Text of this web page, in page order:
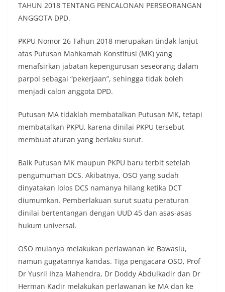
TAHUN 2018 TENTANG PENCALONAN PERSEORANGAN
ANGGOTA DPD.
PKPU Nomor 26 Tahun 2018 merupakan tindak lanjut
atas Putusan Mahkamah Konstitusi (MK) yang
menafsirkan jabatan kepengurusan seseorang dalam
parpol sebagai “pekerjaan”, sehingga tidak boleh
menjadi calon anggota DPD.
Putusan MA tidaklah membatalkan Putusan MK, tetapi
membatalkan PKPU, karena dinilai PKPU tersebut
membuat aturan yang berlaku surut.
Baik Putusan MK maupun PKPU baru terbit setelah
pengumuman DCS. Akibatnya, OSO yang sudah
dinyatakan lolos DCS namanya hilang ketika DCT
diumumkan. Pemberlakuan surut suatu peraturan
dinilai bertentangan dengan UUD 45 dan asas-asas
hukum universal.
OSO mulanya melakukan perlawanan ke Bawaslu,
namun gugatannya kandas. Tiga pengacara OSO, Prof
Dr Yusril Ihza Mahendra, Dr Doddy Abdulkadir dan Dr
Herman Kadir melakukan perlawanan ke MA dan ke